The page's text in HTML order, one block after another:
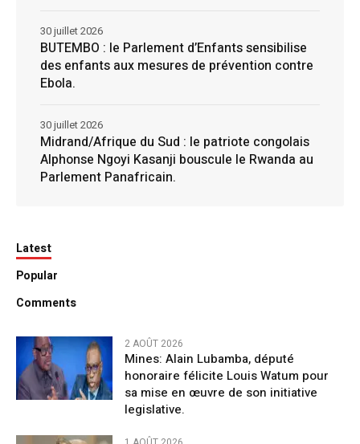
BUTEMBO : le Parlement d’Enfants sensibilise
des enfants aux mesures de prévention contre
Ebola.
30 juillet 2026
Midrand/Afrique du Sud : le patriote congolais
Alphonse Ngoyi Kasanji bouscule le Rwanda au
Parlement Panafricain.
30 juillet 2026
Latest
Popular
Comments
2 AOÛT 2026
Mines: Alain Lubamba, député
honoraire félicite Louis Watum pour
sa mise en œuvre de son initiative
legislative.